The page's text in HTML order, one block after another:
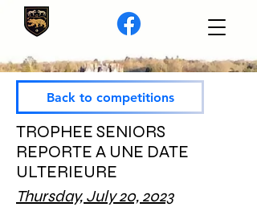
Back to competitions
TROPHEE SENIORS
REPORTE A UNE DATE
ULTERIEURE
Thursday, July 20, 2023